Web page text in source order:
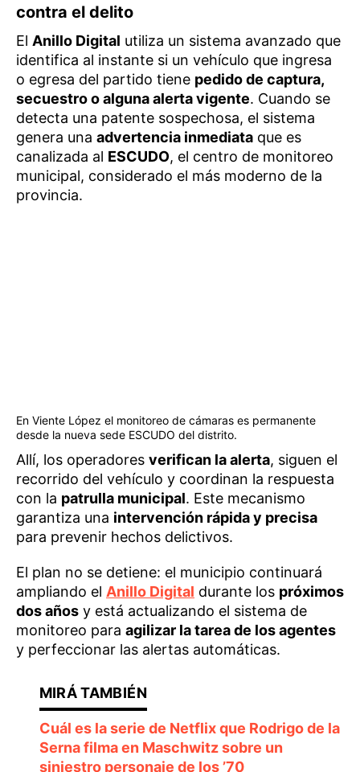
contra el delito
El Anillo Digital utiliza un sistema avanzado que
identifica al instante si un vehículo que ingresa
o egresa del partido tiene pedido de captura,
secuestro o alguna alerta vigente. Cuando se
detecta una patente sospechosa, el sistema
genera una advertencia inmediata que es
canalizada al ESCUDO, el centro de monitoreo
municipal, considerado el más moderno de la
provincia.
En Viente López el monitoreo de cámaras es permanente
desde la nueva sede ESCUDO del distrito.
Allí, los operadores verifican la alerta, siguen el
recorrido del vehículo y coordinan la respuesta
con la patrulla municipal. Este mecanismo
garantiza una intervención rápida y precisa
para prevenir hechos delictivos.
El plan no se detiene: el municipio continuará
ampliando el Anillo Digital durante los próximos
dos años y está actualizando el sistema de
monitoreo para agilizar la tarea de los agentes
y perfeccionar las alertas automáticas.
Cuál es la serie de Netflix que Rodrigo de la
Serna filma en Maschwitz sobre un
siniestro personaje de los ’70